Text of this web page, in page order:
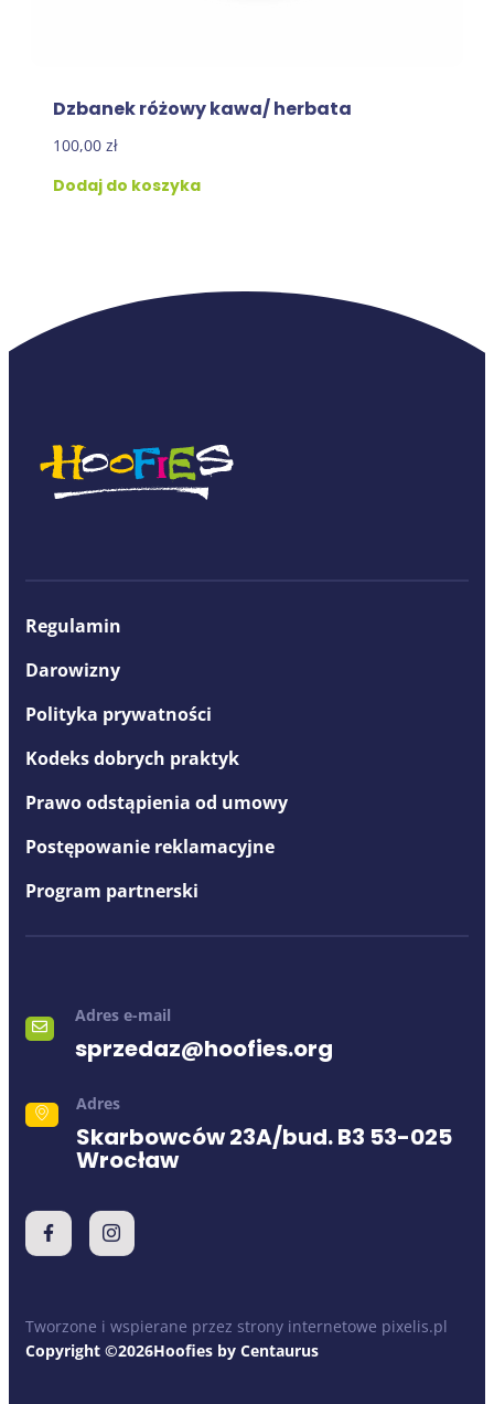
Dzbanek różowy kawa/ herbata
100,00 zł
Dodaj do koszyka
Regulamin
Darowizny
Polityka prywatności
Kodeks dobrych praktyk
Prawo odstąpienia od umowy
Postępowanie reklamacyjne
Program partnerski
Adres e-mail
sprzedaz@hoofies.org
Adres
Skarbowców 23A/bud. B3 53-025
Wrocław
Tworzone i wspierane przez strony internetowe pixelis.pl
Copyright ©2026Hoofies by Centaurus